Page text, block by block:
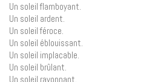
Un soleil flamboyant.
Un soleil ardent.
Un soleil féroce.
Un soleil éblouissant.
Un soleil implacable.
Un soleil brûlant.
Un soleil rayonnant.